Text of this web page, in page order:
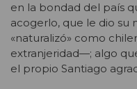
en la bondad del país
acogerlo, que le dio su
«naturalizó» como
extranjeridad—; algo
el propio Santiago